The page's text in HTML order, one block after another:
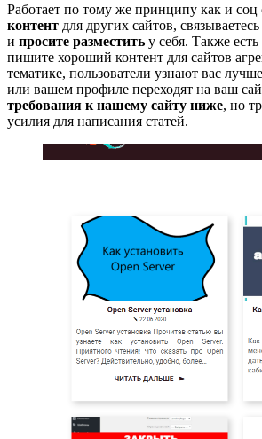
Работает по тому же принципу как и
контент для других сайтов,
и просите разместить у себя. Также
пишите хороший контент для сайтов
тематике, пользователи узнают вас
или вашем профиле переходят на ваш
требования к нашему сайту ниже, но
усилия для написания статей.